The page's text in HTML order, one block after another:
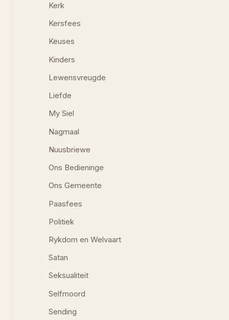
Kerk
Kersfees
Keuses
Kinders
Lewensvreugde
Liefde
My Siel
Nagmaal
Nuusbriewe
Ons Bedieninge
Ons Gemeente
Paasfees
Politiek
Rykdom en Welvaart
Satan
Seksualiteit
Selfmoord
Sending